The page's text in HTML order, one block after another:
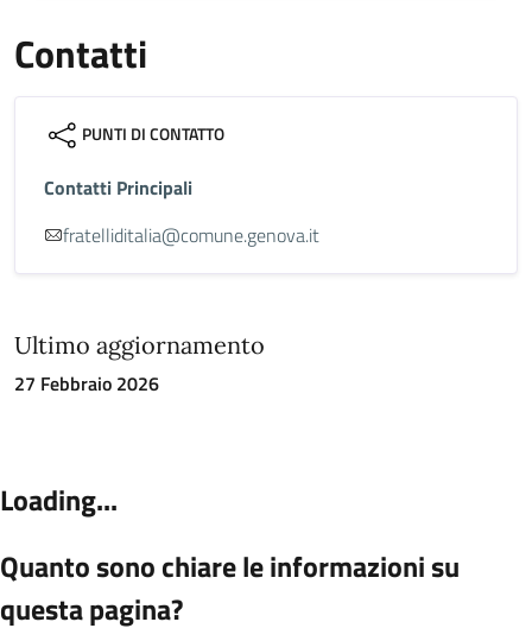
Contatti
PUNTI DI CONTATTO
Contatti Principali
fratelliditalia@comune.genova.it
Ultimo aggiornamento
27 Febbraio 2026